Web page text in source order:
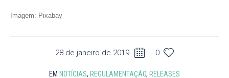
Imagem: Pixabay
28 de janeiro de 2019 0
EM NOTÍCIAS, REGULAMENTAÇÃO, RELEASES